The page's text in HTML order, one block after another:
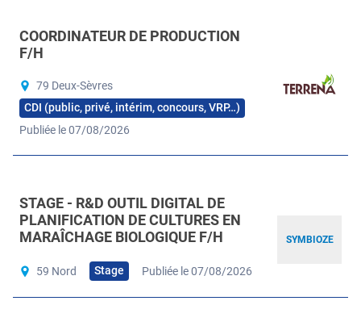
COORDINATEUR DE PRODUCTION
F/H
79 Deux-Sèvres
CDI (public, privé, intérim, concours, VRP…)
Publiée le 07/08/2026
SYMBIOZE
STAGE - R&D OUTIL DIGITAL DE
PLANIFICATION DE CULTURES EN
MARAÎCHAGE BIOLOGIQUE F/H
59 Nord Stage Publiée le 07/08/2026